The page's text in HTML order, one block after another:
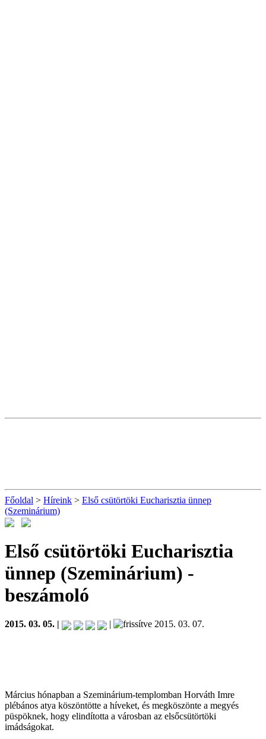
Főoldal > Híreink > Első csütörtöki Eucharisztia ünnep
(Szeminárium)
Első csütörtöki Eucharisztia
ünnep (Szeminárium) -
beszámoló
2015. 03. 05. | | 2015. 03. 07.
Március hónapban a Szeminárium-templomban Horváth Imre
plébános atya köszöntötte a híveket, és megköszönte a megyés
püspöknek, hogy elindította a városban az elsőcsütörtöki
imádságokat.